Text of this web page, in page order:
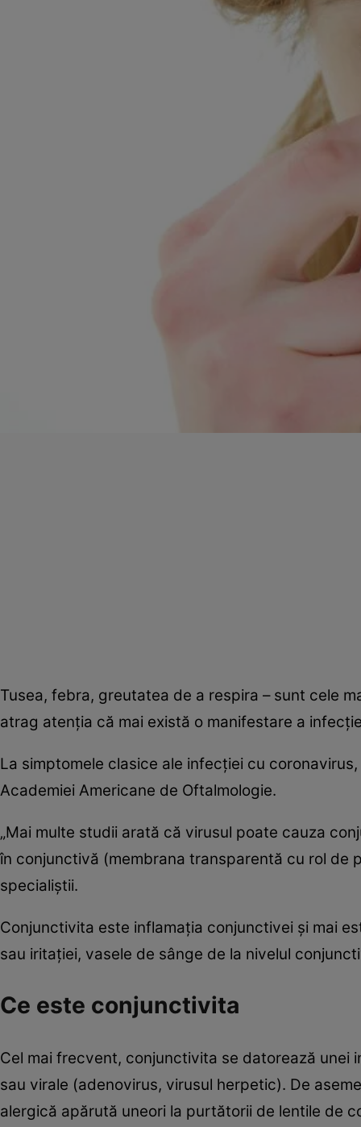
Tusea, febra, greutatea de a respira – sunt cele
atrag atenţia că mai există o manifestare a
La simptomele clasice ale infecţiei cu
Academiei Americane de Oftalmologie.
„Mai multe studii arată că virusul poate cauza
în conjunctivă (membrana transparentă cu rol de
specialiştii.
Conjunctivita este inflamaţia conjunctivei şi mai
sau iritaţiei, vasele de sânge de la nivelul
Ce este conjunctivita
Cel mai frecvent, conjunctivita se datorează
sau virale (adenovirus, virusul herpetic). De
alergică apărută uneori la purtătorii de lentile de